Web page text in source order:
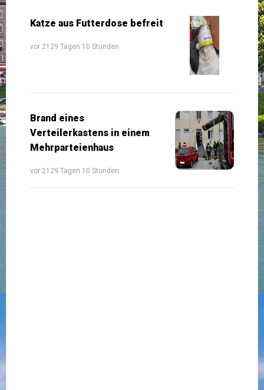
Katze aus Futterdose befreit
vor 2129 Tagen 10 Stunden
Brand eines
Verteilerkastens in einem
Mehrparteienhaus
vor 2129 Tagen 10 Stunden